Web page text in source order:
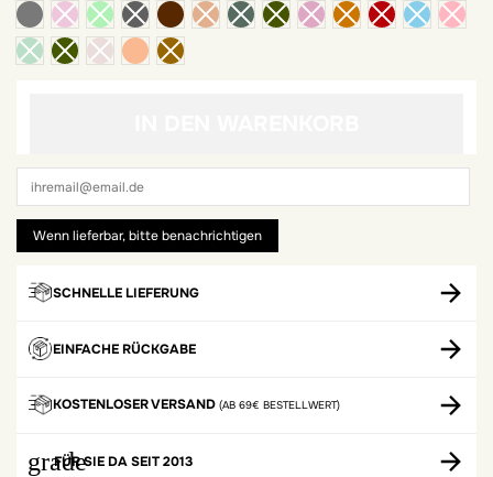
dunkelgrau
weglaufen
Bernstein
SCHNELLE LIEFERUNG
EINFACHE RÜCKGABE
KOSTENLOSER VERSAND (AB 69€ BESTELLWERT)
grade
FÜR SIE DA SEIT 2013